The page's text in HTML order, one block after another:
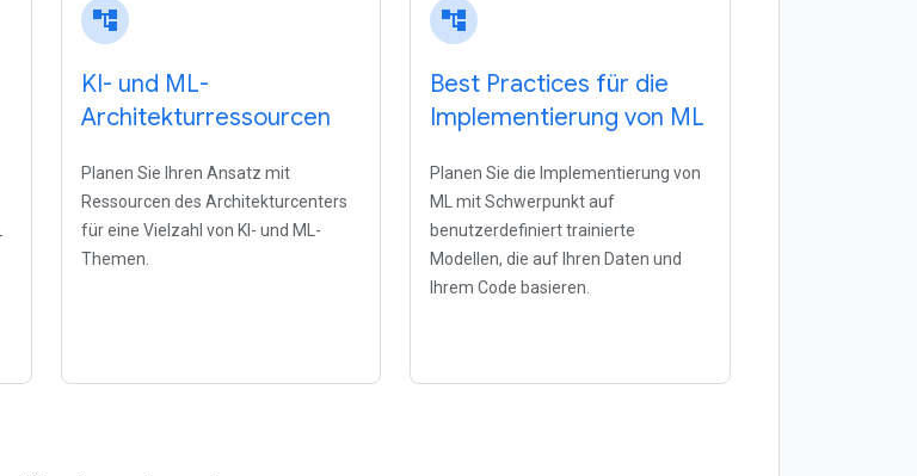
account_tree
KI- und ML-
Architekturressourcen
Planen Sie Ihren Ansatz mit
Ressourcen des Architekturcenters
für eine Vielzahl von KI- und ML-
Themen.
account_tree
Best Practices für die
Implementierung von ML
Planen Sie die Implementierung von
ML mit Schwerpunkt auf
benutzerdefiniert trainierte
Modellen, die auf Ihren Daten und
Ihrem Code basieren.